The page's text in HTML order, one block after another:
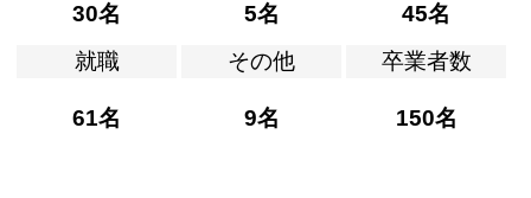
30名 5名
45名
就職
61名
その他
9名
卒業者数
150名